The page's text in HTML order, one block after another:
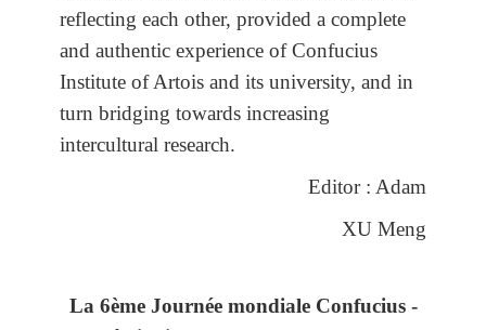
reflecting each other, provided a complete
and authentic experience of Confucius
Institute of Artois and its university, and in
turn bridging towards increasing
intercultural research.
Editor : Adam
XU Meng
La 6ème Journée mondiale Confucius -